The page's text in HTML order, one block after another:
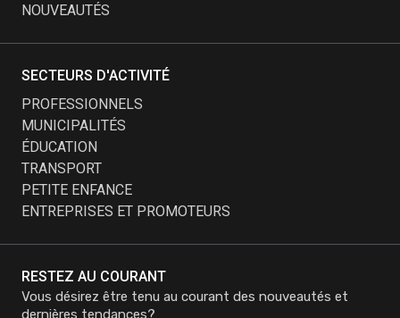
RESTEZ AU COURANT
Vous désirez être tenu au courant des nouveautés et
dernières tendances?
NOUVEAUTÉS
SECTEURS D'ACTIVITÉ
PROFESSIONNELS
MUNICIPALITÉS
ÉDUCATION
TRANSPORT
PETITE ENFANCE
ENTREPRISES ET PROMOTEURS